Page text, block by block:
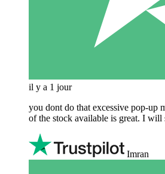
il y a 1 jour
you dont do that excessive pop-up
of the stock available is great. I will
Imran